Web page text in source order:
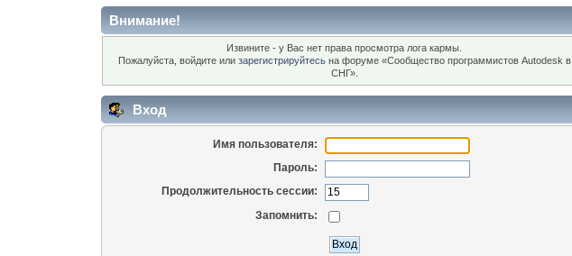
Внимание!
Извините - у Вас нет права просмотра лога кармы.
Пожалуйста, войдите или зарегистрируйтесьна форуме «Сообщество программистов Autodesk в
СНГ».
Вход
Имя пользователя:
Пароль:
Продолжительность сессии:
Запомнить: